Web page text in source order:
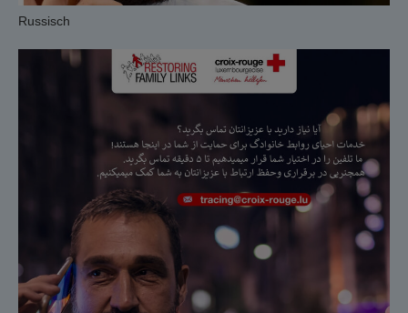
Russisch